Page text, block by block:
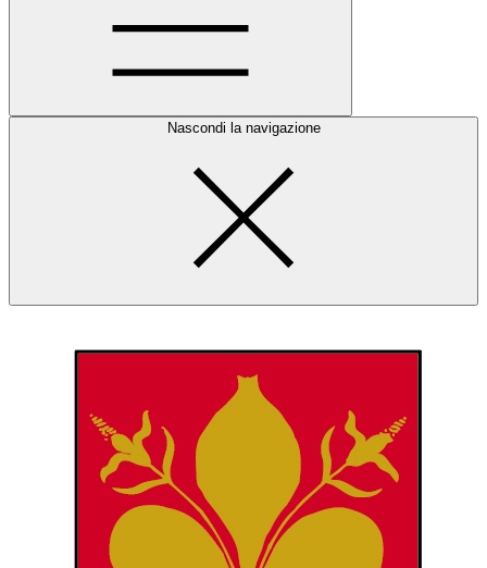
Nascondi la navigazione